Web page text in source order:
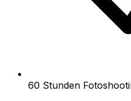
60 Stunden